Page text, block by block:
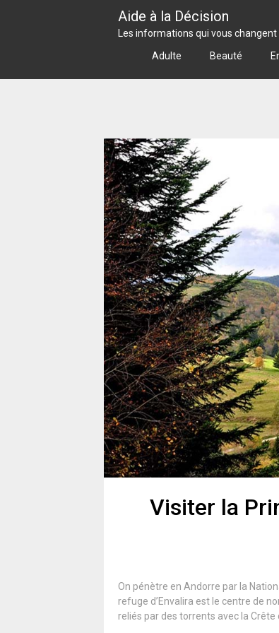
Aide à la Décision
Les informations qui vous changent
Adulte
Beauté
Visiter la
On pénètre en Andorre par la
refuge d’Envalira est le centre de
reliés par des torrents avec la Crête